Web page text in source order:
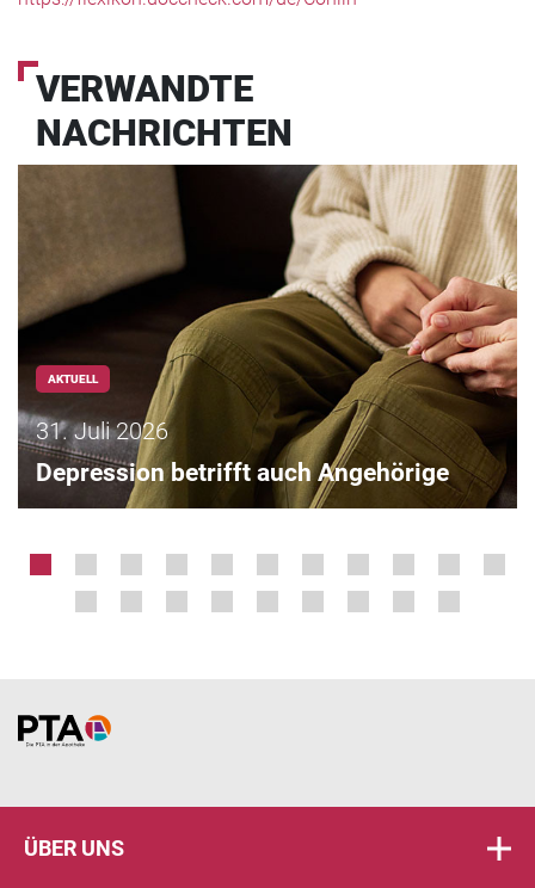
VERWANDTE
NACHRICHTEN
AKTUELL
31. Juli 2026
Depression betrifft auch Angehörige
Home
ÜBER UNS